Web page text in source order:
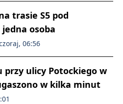
trasie S5 pod
jedna osoba
06:56
przy ulicy Potockiego w
w kilka minut